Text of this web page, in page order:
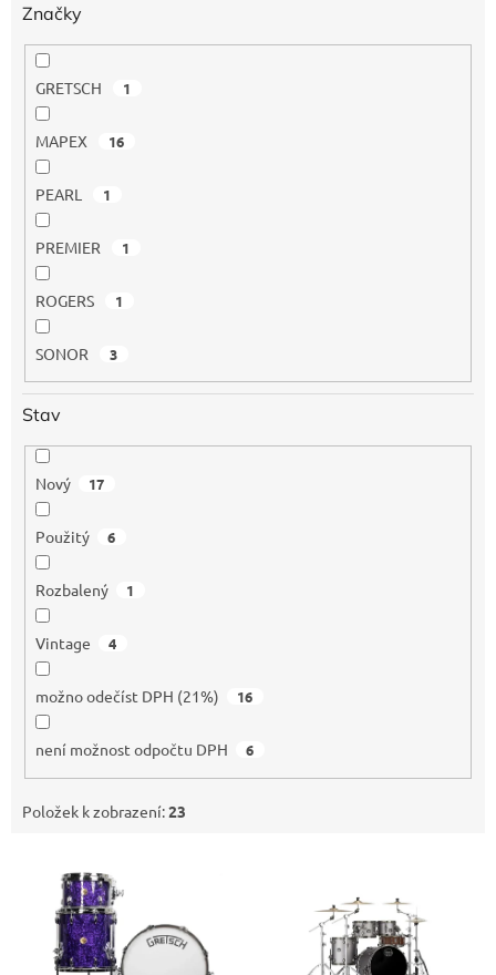
Značky
GRETSCH 1
MAPEX 16
PEARL 1
PREMIER 1
ROGERS 1
SONOR 3
Stav
Nový 17
Použitý 6
Rozbalený 1
Vintage 4
možno odečíst DPH (21%) 16
není možnost odpočtu DPH 6
Položek k zobrazení:23